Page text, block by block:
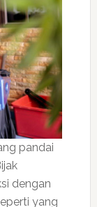
pandai
dengan
yang